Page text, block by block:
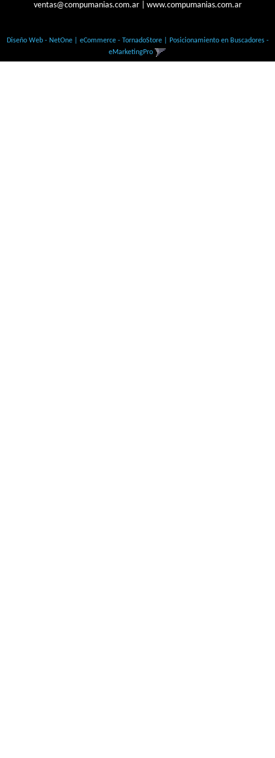
ventas@compumanias.com.ar| www.compumanias.com.ar
Diseño Web - NetOne| eCommerce - TornadoStore| Posicionamiento en Buscadores -
eMarketingPro